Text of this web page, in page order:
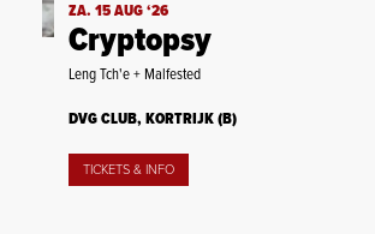
ZA. 15 AUG ‘26
Cryptopsy
Leng Tch'e + Malfested
DVG CLUB, KORTRIJK (B)
TICKETS & INFO